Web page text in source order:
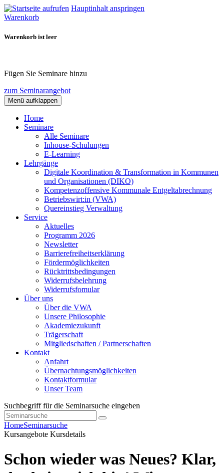
Hauptinhalt anspringen
Warenkorb
Warenkorb ist leer
Fügen Sie Seminare hinzu
zum Seminarangebot
Menü aufklappen
Home
Seminare
Alle Seminare
Inhouse-Schulungen
E-Learning
Lehrgänge
Digitale Koordination & Transformation in Kommunen
und Organisationen (DIKO)
Kompetenzoffensive Kommunale Entgeltabrechnung
Betriebswirt:in (VWA)
Quereinstieg Verwaltung
Service
Aktuelles
Programm 2026
Newsletter
Barrierefreiheitserklärung
Fördermöglichkeiten
Rücktrittsbedingungen
Widerrufsbelehrung
Widerrufsfomular
Über uns
Über die VWA
Unsere Philosophie
Akademiezukunft
Trägerschaft
Mitgliedschaften / Partnerschaften
Kontakt
Anfahrt
Übernachtungsmöglichkeiten
Kontaktformular
Unser Team
Suchbegriff für die Seminarsuche eingeben
HomeSeminarsuche
Kursangebote Kursdetails
Schon wieder was Neues? Klar,